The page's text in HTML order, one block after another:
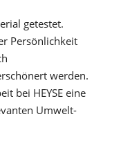
getestet.
Persönlichkeit
werden.
bei HEYSE eine
Umwelt-